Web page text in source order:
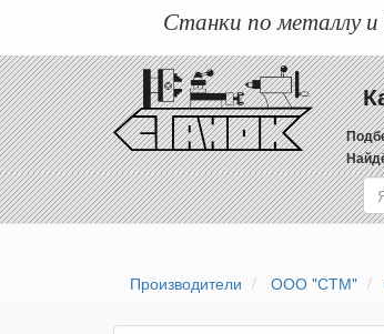
Станки по металлу
Производители ООО "СТМ"